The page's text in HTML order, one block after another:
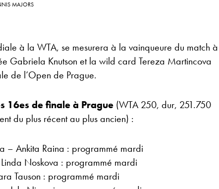
MAJORS
à la WTA, se mesurera à la vainqueure du match à
Gabriela Knutson et la wild card Tereza Martincova
de l’Open de Prague.
16es de finale à Prague (WTA 250, dur, 251.750
du plus récent au plus ancien) :
– Ankita Raina : programmé mardi
Noskova : programmé mardi
Tauson : programmé mardi